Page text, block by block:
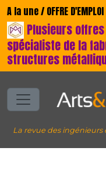
A la une / OFFRE D'EMPLOI
Plusieurs
spécialiste de la
structures
La revue des ingénieurs